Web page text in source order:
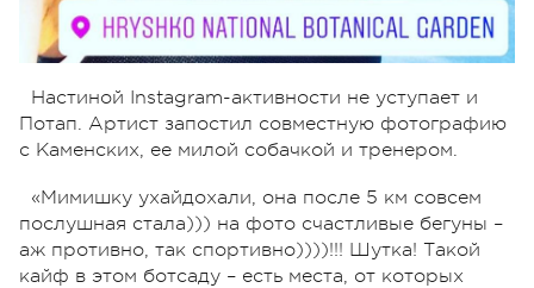
Настиной Instagram-активности не уступает и
Потап. Артист запостил совместную фотографию
с Каменских, ее милой собачкой и тренером.
«Мимишку ухайдохали, она после 5 км совсем
послушная стала))) на фото счастливые бегуны –
аж противно, так спортивно))))!!! Шутка! Такой
кайф в этом ботсаду – есть места, от которых